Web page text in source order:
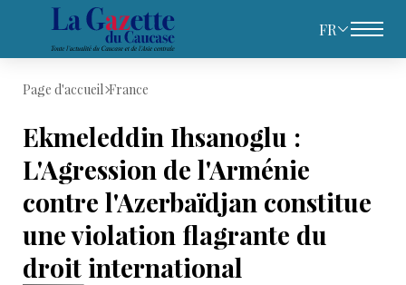
FR
Page d'accueil France
Ekmeleddin Ihsanoglu :
L'Agression de l'Arménie
contre l'Azerbaïdjan constitue
une violation flagrante du
droit international